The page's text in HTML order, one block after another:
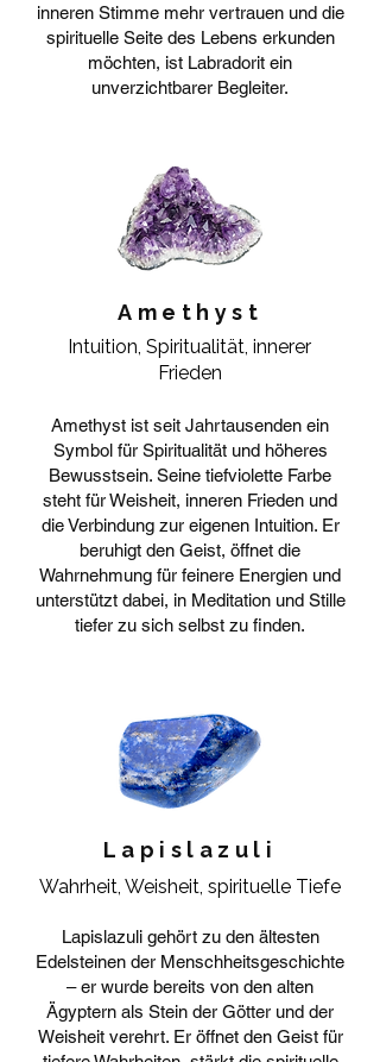
inneren Stimme mehr vertrauen und die
spirituelle Seite des Lebens erkunden
möchten, ist Labradorit ein
unverzichtbarer Begleiter.
Amethyst
Intuition, Spiritualität, innerer
Frieden
Amethyst ist seit Jahrtausenden ein
Symbol für Spiritualität und höheres
Bewusstsein. Seine tiefviolette Farbe
steht für Weisheit, inneren Frieden und
die Verbindung zur eigenen Intuition. Er
beruhigt den Geist, öffnet die
Wahrnehmung für feinere Energien und
unterstützt dabei, in Meditation und Stille
tiefer zu sich selbst zu finden.
Lapislazuli
Wahrheit, Weisheit, spirituelle Tiefe
Lapislazuli gehört zu den ältesten
Edelsteinen der Menschheitsgeschichte
– er wurde bereits von den alten
Ägyptern als Stein der Götter und der
Weisheit verehrt. Er öffnet den Geist für